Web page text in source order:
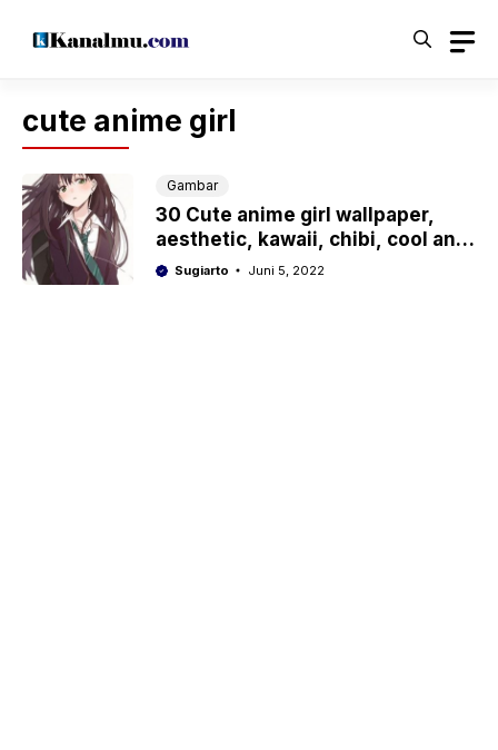
cute anime girl
Gambar
30 Cute anime girl wallpaper,
aesthetic, kawaii, chibi, cool and
sadSugiarto Juni 5, 2022